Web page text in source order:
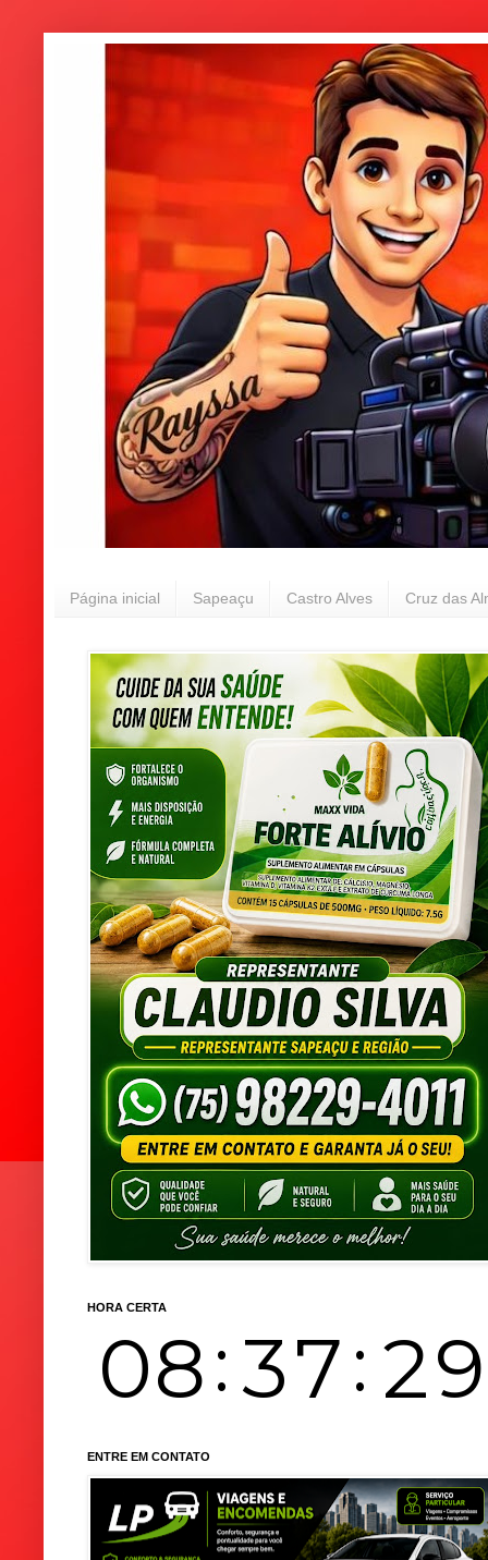
Página inicial Sapeaçu Castro Alves Cruz das
HORA CERTA
ENTRE EM CONTATO